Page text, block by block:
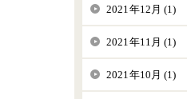
2021年12月 (1)
2021年11月 (1)
2021年10月 (1)